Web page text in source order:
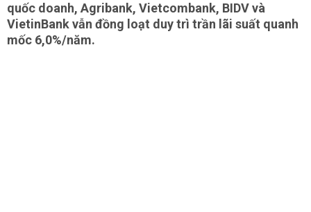
quốc doanh, Agribank, Vietcombank, BIDV và
VietinBank vẫn đồng loạt duy trì trần lãi suất quanh
mốc 6,0%/năm.